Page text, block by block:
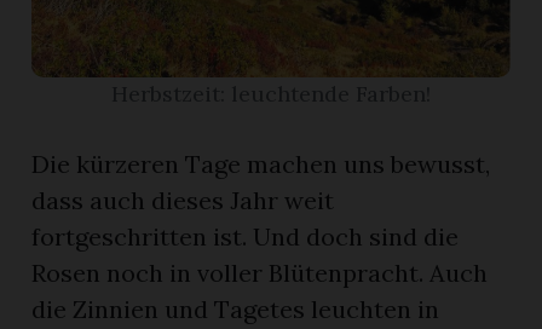
Die kürzeren Tage machen uns bewusst,
dass auch dieses Jahr weit
fortgeschritten ist. Und doch sind die
Rosen noch in voller Blütenpracht. Auch
die Zinnien und Tagetes leuchten in